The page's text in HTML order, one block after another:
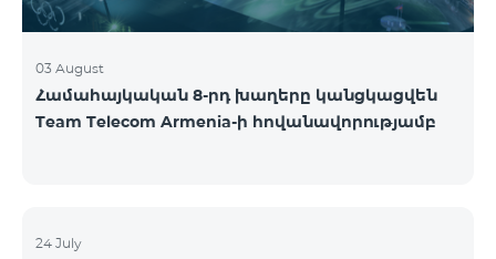
03 August
Համահայկական 8-րդ խաղերը կանցկացվեն
Team Telecom Armenia-ի հովանավորությամբ
24 July